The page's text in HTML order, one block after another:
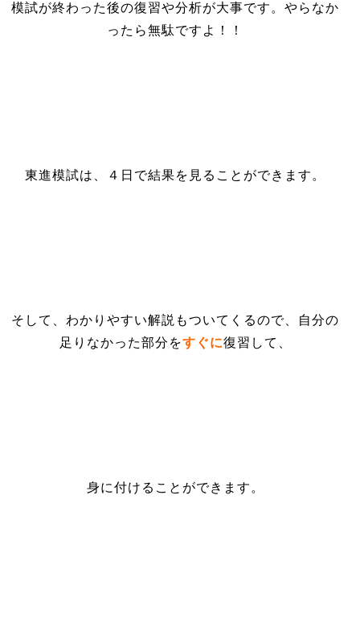
模試が終わった後の復習や分析が大事です。やらなか
ったら無駄ですよ！！
東進模試は、４日で結果を見ることができます。
そして、わかりやすい解説もついてくるので、自分の
足りなかった部分をすぐに復習して、
身に付けることができます。